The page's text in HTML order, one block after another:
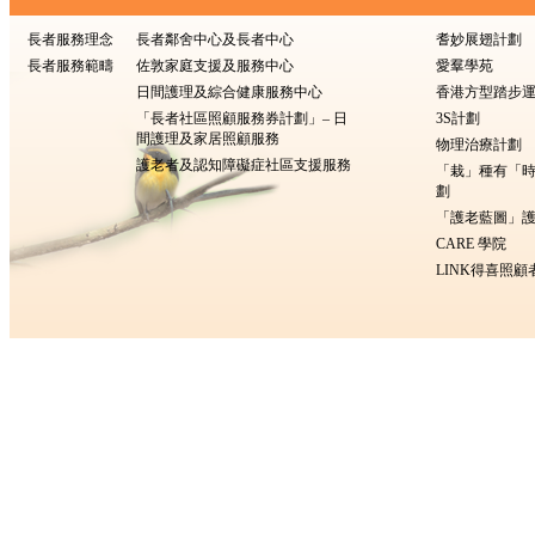
長者服務理念
長者服務範疇
長者鄰舍中心及長者中心
佐敦家庭支援及服務中心
日間護理及綜合健康服務中心
「長者社區照顧服務券計劃」– 日
間護理及家居照顧服務
護老者及認知障礙症社區支援服務
耆妙展翅計劃
愛羣學苑
香港方型踏步
3S計劃
物理治療計劃
「栽」種有
劃
「護老藍圖」
CARE 學院
LINK得喜照顧